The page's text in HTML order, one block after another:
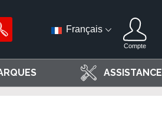
Français
Compte
ASSISTANCE